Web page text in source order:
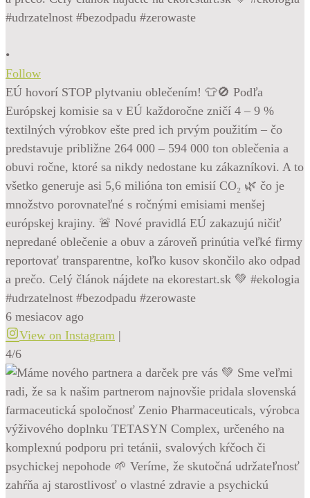
•
Follow
EÚ hovorí STOP plytvaniu oblečením! 👕🚫 Podľa
Európskej komisie sa v EÚ každoročne zničí 4 – 9 %
textilných výrobkov ešte pred ich prvým použitím – čo
predstavuje približne 264 000 – 594 000 ton oblečenia a
obuvi ročne, ktoré sa nikdy nedostane ku zákazníkovi. A to
všetko generuje asi 5,6 milióna ton emisií CO₂ 🌿 čo je
množstvo porovnateľné s ročnými emisiami menšej
európskej krajiny. 🚨 Nové pravidlá EÚ zakazujú ničiť
nepredané oblečenie a obuv a zároveň prinútia veľké firmy
reportovať transparentne, koľko kusov skončilo ako odpad
a prečo. Celý článok nájdete na ekorestart.sk 💚 #ekologia
#udrzatelnost #bezodpadu #zerowaste
6 mesiacov ago
View on Instagram |
4/6